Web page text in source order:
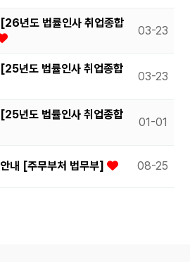
년도 법률인사 취업종합
03-23
년도 법률인사 취업종합
03-23
년도 법률인사 취업종합
01-01
내 [주무부처 법무부] 08-25